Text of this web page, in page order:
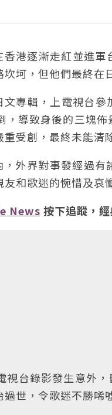
港逐漸走紅並進
坷，但他們最終在
專輯，上電視台
導致身後的三塊
受創，最終未能清
外界對事發經過
和歌迷的惋惜及哀
News 按下追蹤，經
台錄影發生意外
世，令歌迷不勝唏